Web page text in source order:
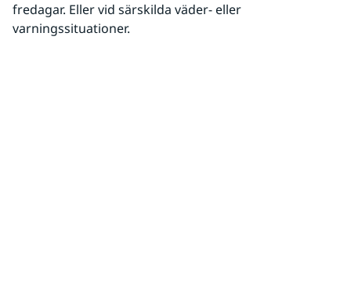
fredagar. Eller vid särskilda väder- eller
varningssituationer.